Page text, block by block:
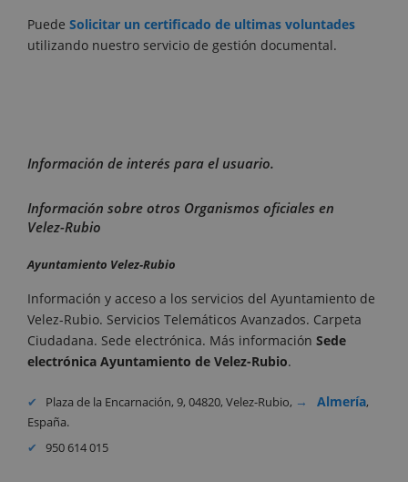
Puede Solicitar un certificado de ultimas voluntades
utilizando nuestro servicio de gestión documental.
Información de interés para el usuario.
Información sobre otros Organismos oficiales en
Velez-Rubio
Ayuntamiento Velez-Rubio
Información y acceso a los servicios del Ayuntamiento de
Velez-Rubio. Servicios Telemáticos Avanzados. Carpeta
Ciudadana. Sede electrónica. Más información Sede
electrónica Ayuntamiento de Velez-Rubio.
Plaza de la Encarnación, 9, 04820, Velez-Rubio, Almería,
España.
950 614 015